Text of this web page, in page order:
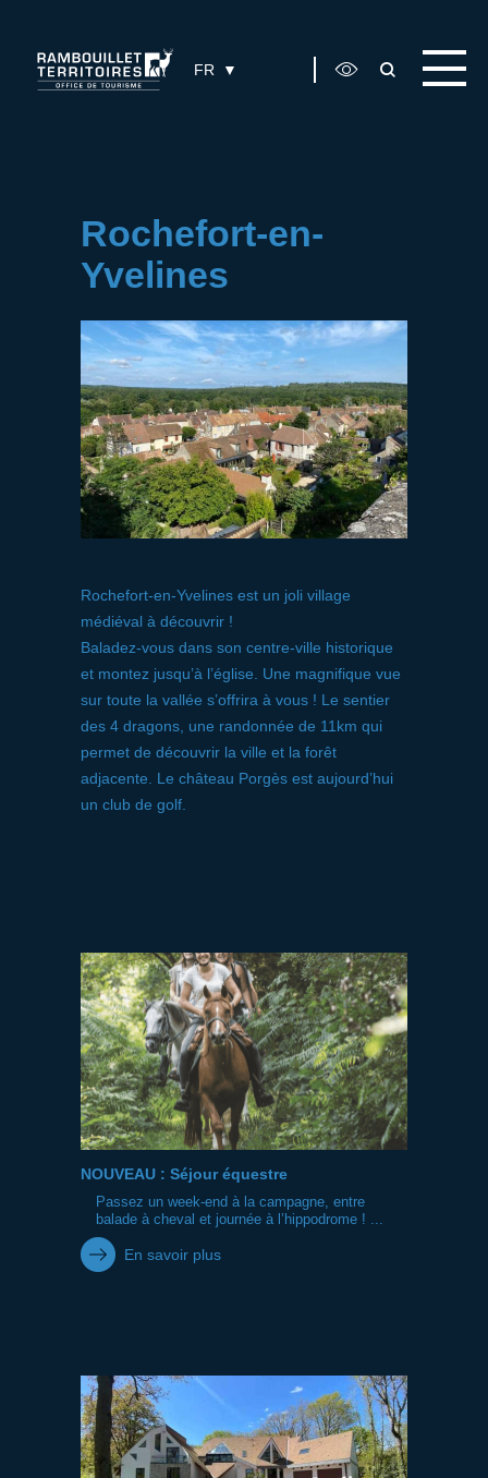
FR
Rochefort-en-
Yvelines
Rochefort-en-Yvelines est un joli village
médiéval à découvrir !
Baladez-vous dans son centre-ville historique
et montez jusqu’à l’église. Une magnifique vue
sur toute la vallée s’offrira à vous ! Le sentier
des 4 dragons, une randonnée de 11km qui
permet de découvrir la ville et la forêt
adjacente. Le château Porgès est aujourd’hui
un club de golf.
NOUVEAU : Séjour équestre
Passez un week-end à la campagne, entre
balade à cheval et journée à l’hippodrome ! ...
En savoir plus